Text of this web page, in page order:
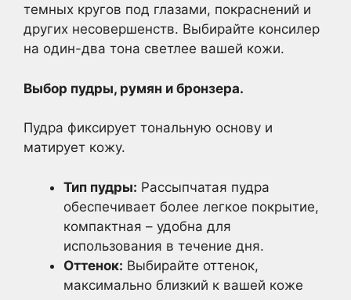
темных кругов под глазами, покраснений и
других несовершенств. Выбирайте консилер
на один-два тона светлее вашей кожи.
Выбор пудры, румян и бронзера.
Пудра фиксирует тональную основу и
матирует кожу.
Тип пудры: Рассыпчатая пудра
обеспечивает более легкое покрытие,
компактная – удобна для
использования в течение дня.
Оттенок: Выбирайте оттенок,
максимально близкий к вашей коже